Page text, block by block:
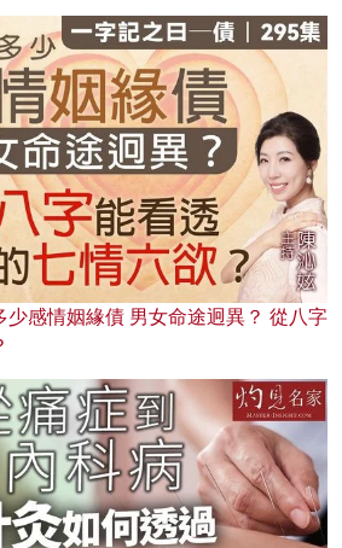
少感情姻緣債 男女命途迥異？ 從八字